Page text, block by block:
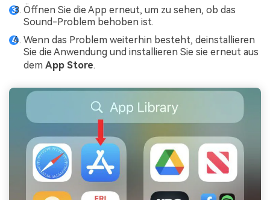
Öffnen Sie die App erneut, um zu sehen, ob das
Sound-Problem behoben ist.
Wenn das Problem weiterhin besteht, deinstallieren
Sie die Anwendung und installieren Sie sie erneut aus
dem App Store.